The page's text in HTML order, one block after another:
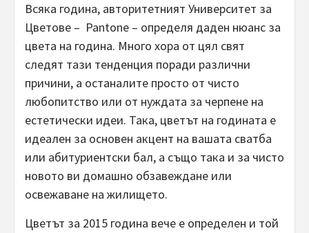
Всяка година, авторитетният Университет за
Цветове – Pantone – определя даден нюанс за
цвета на година. Много хора от цял свят
следят тази тенденция поради различни
причини, а останалите просто от чисто
любопитство или от нуждата за черпене на
естетически идеи. Така, цветът на годината е
идеален за основен акцент на вашата сватба
или абитуриентски бал, а също така и за чисто
новото ви домашно обзавеждане или
освежаване на жилището.
Цветът за 2015 година вече е определен и той